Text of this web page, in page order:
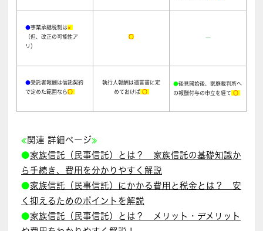
●事業承継税制は ×
（但、改正の可能性ア
リ）
〇 ―
●受託者報酬は信託契約
で定めた範囲なら〇
執行人報酬は遺言書に定
めておけば〇
●後見開始後、家庭裁判所へ
の報酬付与の申立を経て 〇
≪ 関連 詳細ページ≫
●家族信託（民事信託）とは？ 家族信託の基礎知識か
ら手続き、費用を分かりやすく解説
●家族信託（民事信託）にかかる費用と税金とは？ 安
く抑えるためのポイントを解説
●家族信託（民事信託）とは？ メリット・デメリット